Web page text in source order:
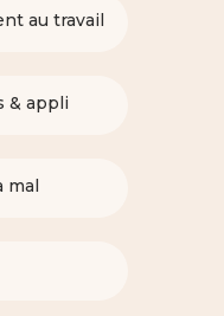
au travail
& appli
mal